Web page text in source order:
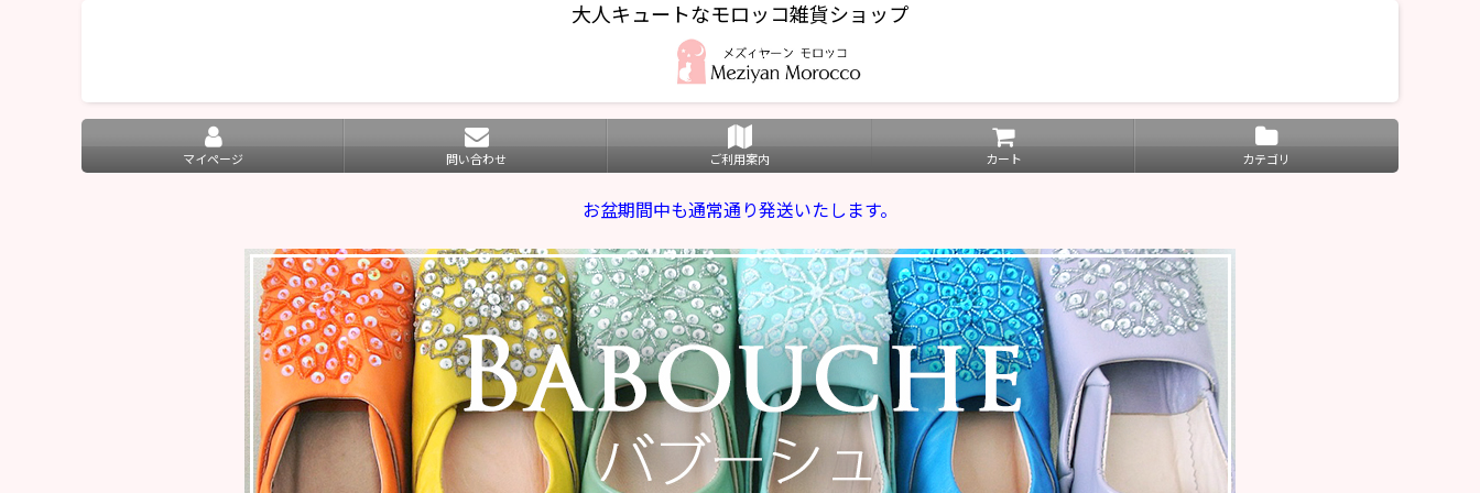
大人キュートなモロッコ雑貨ショップ
マイページ 問い合わせ ご利用案内 カート カテゴリ
お盆期間中も通常通り発送いたします。